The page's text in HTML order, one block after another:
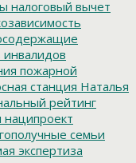
налоговый вычет
пожарной
станция Наталья
рейтинг
наципроект
семьи
экспертиза